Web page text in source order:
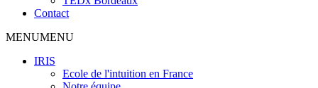
Contact
MENUMENU
IRIS
Ecole de l'intuition en France